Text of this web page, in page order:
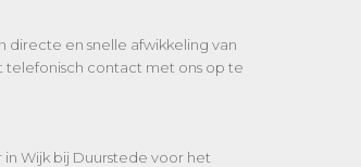
en snelle afwikkeling van
contact met ons op te
Wijk bij Duurstede voor het